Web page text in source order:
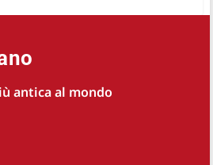
antica al mondo